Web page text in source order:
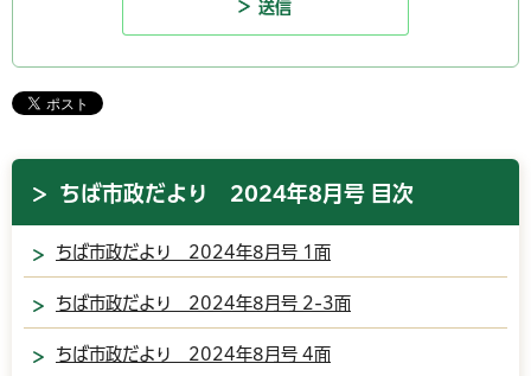
ちば市政だより 2024年8月号 目次
ちば市政だより 2024年8月号 1面
ちば市政だより 2024年8月号 2-3面
ちば市政だより 2024年8月号 4面